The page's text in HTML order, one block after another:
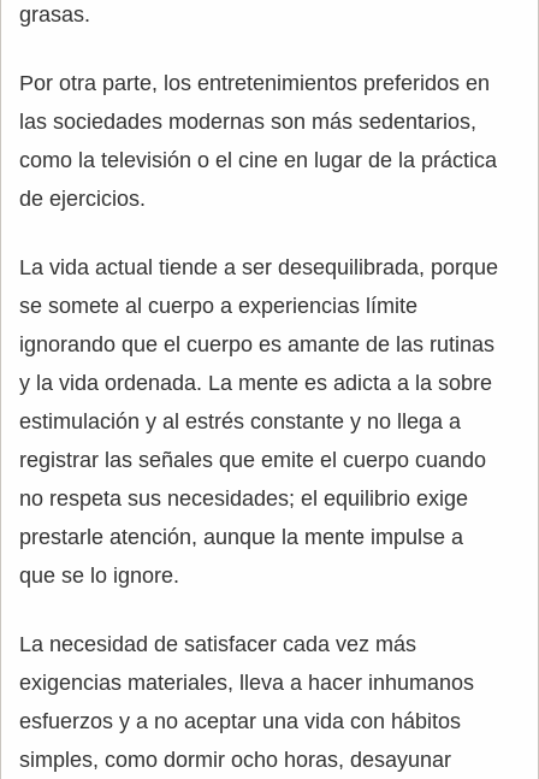
grasas.
Por otra parte, los entretenimientos preferidos en
las sociedades modernas son más sedentarios,
como la televisión o el cine en lugar de la práctica
de ejercicios.
La vida actual tiende a ser desequilibrada, porque
se somete al cuerpo a experiencias límite
ignorando que el cuerpo es amante de las rutinas
y la vida ordenada. La mente es adicta a la sobre
estimulación y al estrés constante y no llega a
registrar las señales que emite el cuerpo cuando
no respeta sus necesidades; el equilibrio exige
prestarle atención, aunque la mente impulse a
que se lo ignore.
La necesidad de satisfacer cada vez más
exigencias materiales, lleva a hacer inhumanos
esfuerzos y a no aceptar una vida con hábitos
simples, como dormir ocho horas, desayunar